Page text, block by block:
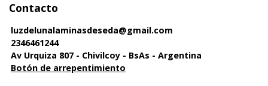
Contacto
luzdelunalaminasdeseda@gmail.com
2346461244
Av Urquiza 807 - Chivilcoy - BsAs - Argentina
Botón de arrepentimiento